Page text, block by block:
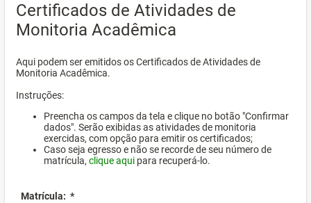
Certificados de Atividades de
Monitoria Acadêmica
Aqui podem ser emitidos os Certificados de Atividades de
Monitoria Acadêmica.
Instruções:
Preencha os campos da tela e clique no botão "Confirmar
dados". Serão exibidas as atividades de monitoria
exercidas, com opção para emitir os certificados;
Caso seja egresso e não se recorde de seu número de
matrícula, clique aqui para recuperá-lo.
Matrícula: *